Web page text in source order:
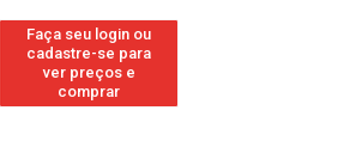
Faça seu login ou
cadastre-se para
ver preços e
comprar